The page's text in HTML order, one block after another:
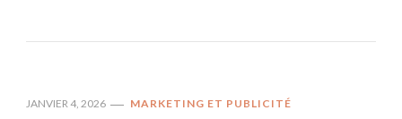
JANVIER 4, 2026 MARKETING ET PUBLICITÉ